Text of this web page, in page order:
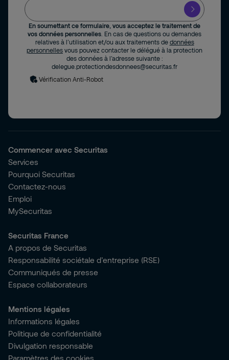
En soumettant ce formulaire, vous acceptez le traitement de
vos données personnelles . En cas de questions ou demandes
relatives à l’utilisation et/ou aux traitements de données
personnelles vous pouvez contacter le délégué à la protection
des données à l’adresse suivante :
delegue.protectiondesdonnees@securitas.fr
Vérification Anti-Robot
Commencer avec Securitas
Services
Pourquoi Securitas
Contactez-nous
Emploi
MySecuritas
Securitas France
A propos de Securitas
Responsabilité sociétale d’entreprise (RSE)
Communiqués de presse
Espace collaborateurs
Mentions légales
Informations légales
Politique de confidentialité
Divulgation responsable
Paramètres des cookies